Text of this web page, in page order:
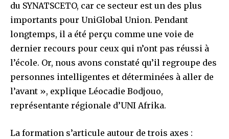
du SYNATSCETO, car ce secteur est un des plus
importants pour UniGlobal Union. Pendant
longtemps, il a été perçu comme une voie de
dernier recours pour ceux qui n’ont pas réussi à
l’école. Or, nous avons constaté qu’il regroupe des
personnes intelligentes et déterminées à aller de
l’avant », explique Léocadie Bodjouo,
représentante régionale d’UNI Afrika.
La formation s’articule autour de trois axes :